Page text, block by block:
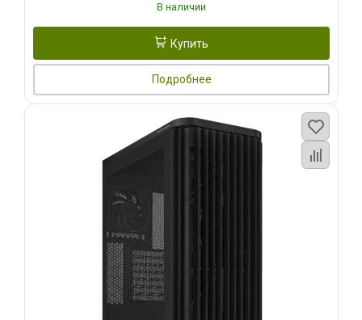
В наличии
Купить
Подробнее